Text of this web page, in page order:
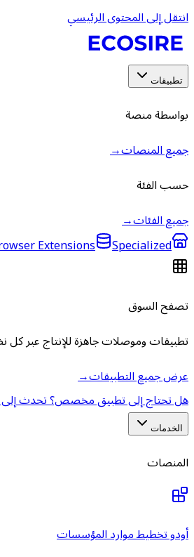
انتقل إلى المحتوى الرئيسي
تطبيقات
بواسطة منصة
جميع المنصات→
حسب الفئة
جميع الفئات→
Extensions Specialized
تصفح السوق
تطبيقات وموصلات جاهزة للإنتاج عبر
عرض جميع التطبيقات→
هل تحتاج إلى تطبيق مخصص؟ تحدث إلى
الخدمات
المنصات
أودو تخطيط موارد المؤسسات